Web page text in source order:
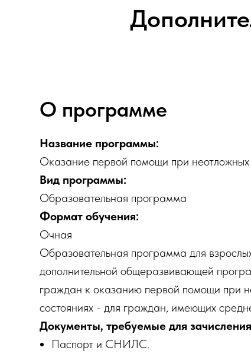
О программе
Название программы:
Оказание первой помощи при неотложных
Вид программы:
Образовательная программа
Формат обучения:
Очная
Образовательная программа для
дополнительной общеразвивающей
граждан к оказанию первой помощи при
состояниях - для граждан, имеющих
Документы, требуемые для
Паспорт и СНИЛС.